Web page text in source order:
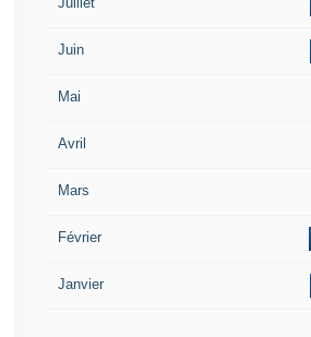
Juin
Mai
Avril
Mars
Février
Janvier